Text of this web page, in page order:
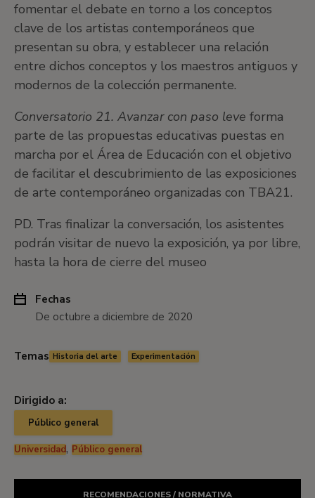
fomentar el debate en torno a los conceptos
clave de los artistas contemporáneos que
presentan su obra, y establecer una relación
entre dichos conceptos y los maestros antiguos y
modernos de la colección permanente.
Conversatorio 21. Avanzar con paso leve forma
parte de las propuestas educativas puestas en
marcha por el Área de Educación con el objetivo
de facilitar el descubrimiento de las exposiciones
de arte contemporáneo organizadas con TBA21.
PD. Tras finalizar la conversación, los asistentes
podrán visitar de nuevo la exposición, ya por libre,
hasta la hora de cierre del museo
Fechas
De octubre a diciembre de 2020
Temas Historia del arte Experimentación
Dirigido a:
Público general
Universidad, Público general
RECOMENDACIONES / NORMATIVA